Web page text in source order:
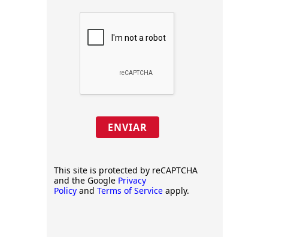
ENVIAR
This site is protected by reCAPTCHA
and the Google Privacy
Policy and Terms of Service apply.